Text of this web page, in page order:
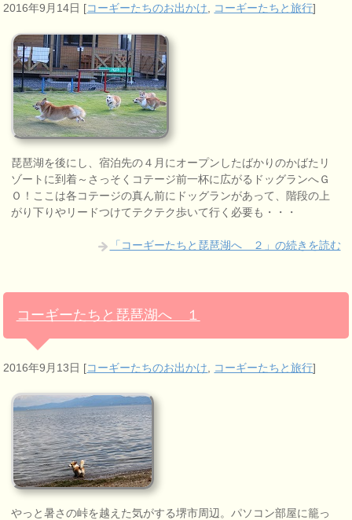
2016年9月14日 [コーギーたちのお出かけ コーギーたちと旅行]
琵琶湖を後にし、宿泊先の４月にオープンしたばかりのかばたリ
ゾートに到着～さっそくコテージ前一杯に広がるドッグランへＧ
Ｏ！ここは各コテージの真ん前にドッグランがあって、階段の上
がり下りやリードつけてテクテク歩いて行く必要も・・・
「コーギーたちと琵琶湖へ ２」の続きを読む
コーギーたちと琵琶湖へ １
2016年9月13日 [コーギーたちのお出かけ, コーギーたちと旅行]
やっと暑さの峠を越えた気がする堺市周辺。パソコン部屋に籠っ